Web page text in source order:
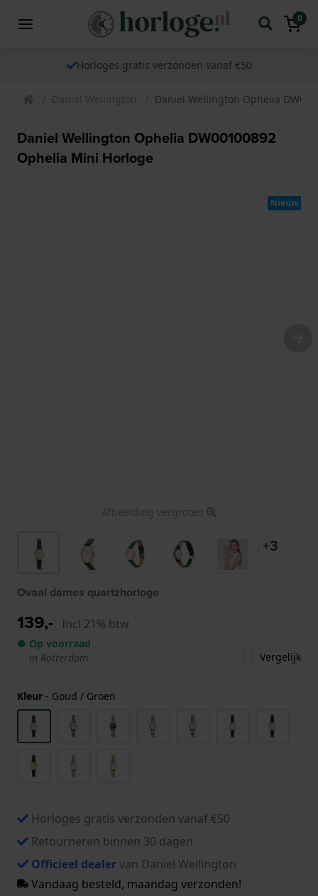
0
Horloges gratis verzonden vanaf €50
Daniel Wellington Daniel Wellington Ophelia
Daniel Wellington Ophelia DW00100892
Ophelia Mini Horloge
Nieuw
Afbeelding vergroten
+3
Ovaal dames quartzhorloge
139,- Incl 21% btw
● Op voorraad
in Rotterdam
Vergelijk
Kleur - Goud / Groen
Horloges gratis verzonden vanaf €50
Retourneren binnen 30 dagen
Officieel dealervan Daniel Wellington
Vandaag besteld, maandag verzonden!